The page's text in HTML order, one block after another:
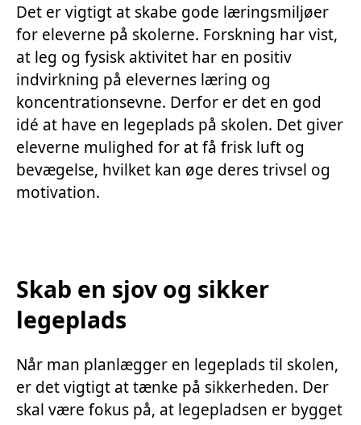
Det er vigtigt at skabe gode læringsmiljøer
for eleverne på skolerne. Forskning har vist,
at leg og fysisk aktivitet har en positiv
indvirkning på elevernes læring og
koncentrationsevne. Derfor er det en god
idé at have en legeplads på skolen. Det giver
eleverne mulighed for at få frisk luft og
bevægelse, hvilket kan øge deres trivsel og
motivation.
Skab en sjov og sikker
legeplads
Når man planlægger en legeplads til skolen,
er det vigtigt at tænke på sikkerheden. Der
skal være fokus på, at legepladsen er bygget